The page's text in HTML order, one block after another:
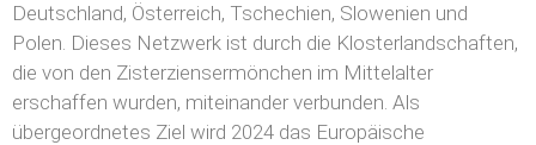
Deutschland, Österreich, Tschechien, Slowenien und
Polen. Dieses Netzwerk ist durch die Klosterlandschaften,
die von den Zisterziensermönchen im Mittelalter
erschaffen wurden, miteinander verbunden. Als
übergeordnetes Ziel wird 2024 das Europäische